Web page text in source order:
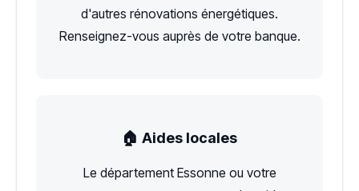
d'autres rénovations énergétiques.
Renseignez-vous auprès de votre banque.
🏠 Aides locales
Le département Essonne ou votre